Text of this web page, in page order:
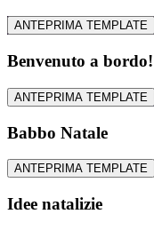
ANTEPRIMA TEMPLATE
Benvenuto a bordo!
ANTEPRIMA TEMPLATE
Babbo Natale
ANTEPRIMA TEMPLATE
Idee natalizie